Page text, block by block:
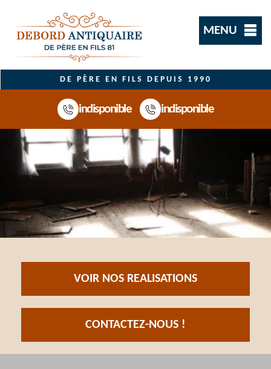
MENU
DE PÈRE EN FILS DEPUIS 1990
indisponible indisponible
VOIR NOS REALISATIONS
CONTACTEZ-NOUS !